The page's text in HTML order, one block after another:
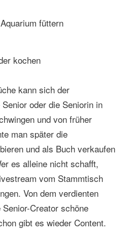
füttern
kochen
kann sich der
oder die Seniorin in
und von früher
man später die
und als Buch verkaufen
es alleine nicht schafft,
vom Stammtisch
Von dem verdienten
Creator schöne
gibt es wieder Content.